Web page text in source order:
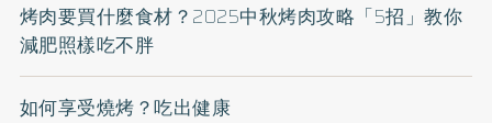
烤肉要買什麼食材？2025中秋烤肉攻略「5招」教你
減肥照樣吃不胖
如何享受燒烤？吃出健康